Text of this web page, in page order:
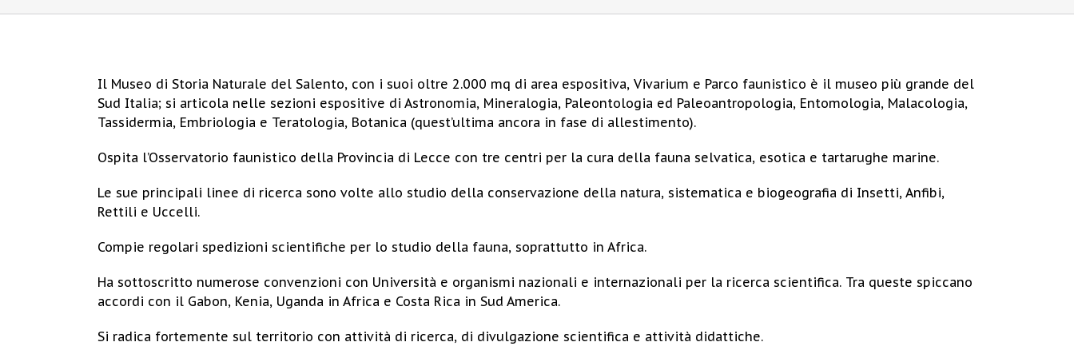
Il Museo di Storia Naturale del Salento, con i suoi oltre 2.000 mq di area espositiva, Vivarium e Parco faunistico è il museo più grande del
Sud Italia; si articola nelle sezioni espositive di Astronomia, Mineralogia, Paleontologia ed Paleoantropologia, Entomologia, Malacologia,
Tassidermia, Embriologia e Teratologia, Botanica (quest’ultima ancora in fase di allestimento).
Ospita l’Osservatorio faunistico della Provincia di Lecce con tre centri per la cura della fauna selvatica, esotica e tartarughe marine.
Le sue principali linee di ricerca sono volte allo studio della conservazione della natura, sistematica e biogeografia di Insetti, Anfibi,
Rettili e Uccelli.
Compie regolari spedizioni scientifiche per lo studio della fauna, soprattutto in Africa.
Ha sottoscritto numerose convenzioni con Università e organismi nazionali e internazionali per la ricerca scientifica. Tra queste spiccano
accordi con il Gabon, Kenia, Uganda in Africa e Costa Rica in Sud America.
Si radica fortemente sul territorio con attività di ricerca, di divulgazione scientifica e attività didattiche.